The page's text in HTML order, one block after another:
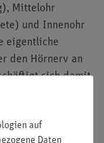
Mittelohr
und Innenohr
eigentliche
den Hörnerv an
sich damit,
auf
Daten